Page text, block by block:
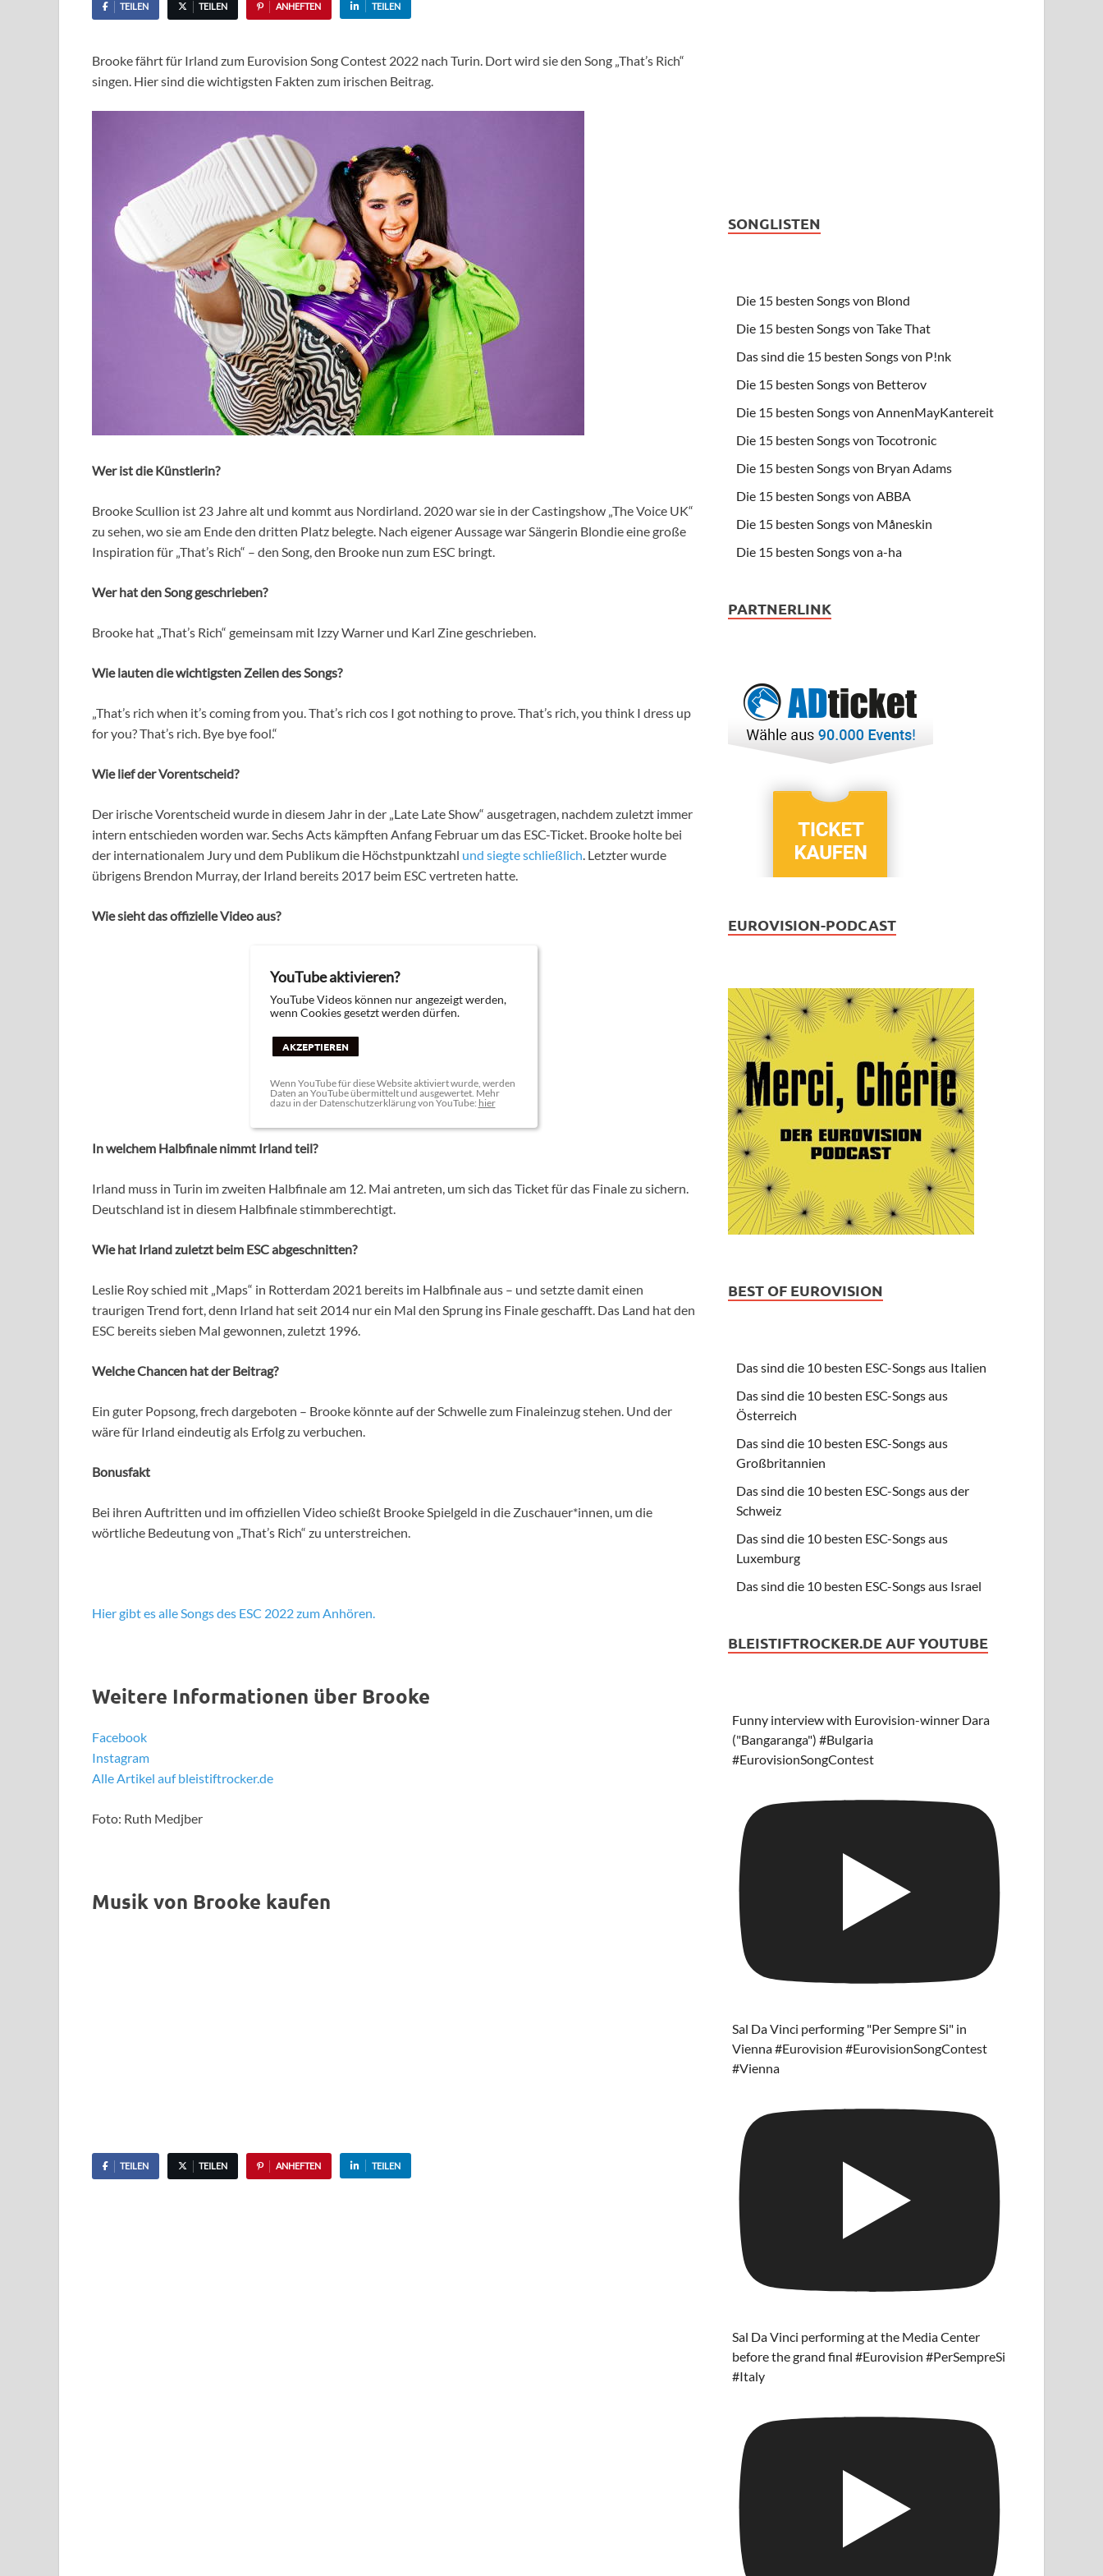
TEILEN TEILEN ANHEFTEN TEILEN
Brooke fährt für Irland zum Eurovision Song Contest 2022 nach Turin. Dort wird sie den Song „That’s Rich“
singen. Hier sind die wichtigsten Fakten zum irischen Beitrag.
Wer ist die Künstlerin?
Brooke Scullion ist 23 Jahre alt und kommt aus Nordirland. 2020 war sie in der Castingshow „The Voice UK“
zu sehen, wo sie am Ende den dritten Platz belegte. Nach eigener Aussage war Sängerin Blondie eine große
Inspiration für „That’s Rich“ – den Song, den Brooke nun zum ESC bringt.
Wer hat den Song geschrieben?
Brooke hat „That’s Rich“ gemeinsam mit Izzy Warner und Karl Zine geschrieben.
Wie lauten die wichtigsten Zeilen des Songs?
„That’s rich when it’s coming from you. That’s rich cos I got nothing to prove. That’s rich, you think I dress up
for you? That’s rich. Bye bye fool.“
Wie lief der Vorentscheid?
Der irische Vorentscheid wurde in diesem Jahr in der „Late Late Show“ ausgetragen, nachdem zuletzt immer
intern entschieden worden war. Sechs Acts kämpften Anfang Februar um das ESC-Ticket. Brooke holte bei
der internationalem Jury und dem Publikum die Höchstpunktzahl und siegte schließlich. Letzter wurde
übrigens Brendon Murray, der Irland bereits 2017 beim ESC vertreten hatte.
Wie sieht das offizielle Video aus?
YouTube aktivieren?
YouTube Videos können nur angezeigt werden,
wenn Cookies gesetzt werden dürfen.
AKZEPTIEREN
Wenn YouTube für diese Website aktiviert wurde, werden
Daten an YouTube übermittelt und ausgewertet. Mehr
dazu in der Datenschutzerklärung von YouTube: hier
In welchem Halbfinale nimmt Irland teil?
Irland muss in Turin im zweiten Halbfinale am 12. Mai antreten, um sich das Ticket für das Finale zu sichern.
Deutschland ist in diesem Halbfinale stimmberechtigt.
Wie hat Irland zuletzt beim ESC abgeschnitten?
Leslie Roy schied mit „Maps“ in Rotterdam 2021 bereits im Halbfinale aus – und setzte damit einen
traurigen Trend fort, denn Irland hat seit 2014 nur ein Mal den Sprung ins Finale geschafft. Das Land hat den
ESC bereits sieben Mal gewonnen, zuletzt 1996.
Welche Chancen hat der Beitrag?
Ein guter Popsong, frech dargeboten – Brooke könnte auf der Schwelle zum Finaleinzug stehen. Und der
wäre für Irland eindeutig als Erfolg zu verbuchen.
Bonusfakt
Bei ihren Auftritten und im offiziellen Video schießt Brooke Spielgeld in die Zuschauer*innen, um die
wörtliche Bedeutung von „That’s Rich“ zu unterstreichen.
Hier gibt es alle Songs des ESC 2022 zum Anhören.
Weitere Informationen über Brooke
Facebook
Instagram
Alle Artikel auf bleistiftrocker.de
Foto: Ruth Medjber
Musik von Brooke kaufen
TEILEN TEILEN ANHEFTEN TEILEN
SONGLISTEN
Die 15 besten Songs von Blond
Die 15 besten Songs von Take That
Das sind die 15 besten Songs von P!nk
Die 15 besten Songs von Betterov
Die 15 besten Songs von AnnenMayKantereit
Die 15 besten Songs von Tocotronic
Die 15 besten Songs von Bryan Adams
Die 15 besten Songs von ABBA
Die 15 besten Songs von Måneskin
Die 15 besten Songs von a-ha
PARTNERLINK
EUROVISION-PODCAST
BEST OF EUROVISION
Das sind die 10 besten ESC-Songs aus Italien
Das sind die 10 besten ESC-Songs aus
Österreich
Das sind die 10 besten ESC-Songs aus
Großbritannien
Das sind die 10 besten ESC-Songs aus der
Schweiz
Das sind die 10 besten ESC-Songs aus
Luxemburg
Das sind die 10 besten ESC-Songs aus Israel
BLEISTIFTROCKER.DE AUF YOUTUBE
Funny interview with Eurovision-winner Dara
("Bangaranga") #Bulgaria
#EurovisionSongContest
Sal Da Vinci performing "Per Sempre Si" in
Vienna #Eurovision #EurovisionSongContest
#Vienna
Sal Da Vinci performing at the Media Center
before the grand final #Eurovision #PerSempreSi
#Italy